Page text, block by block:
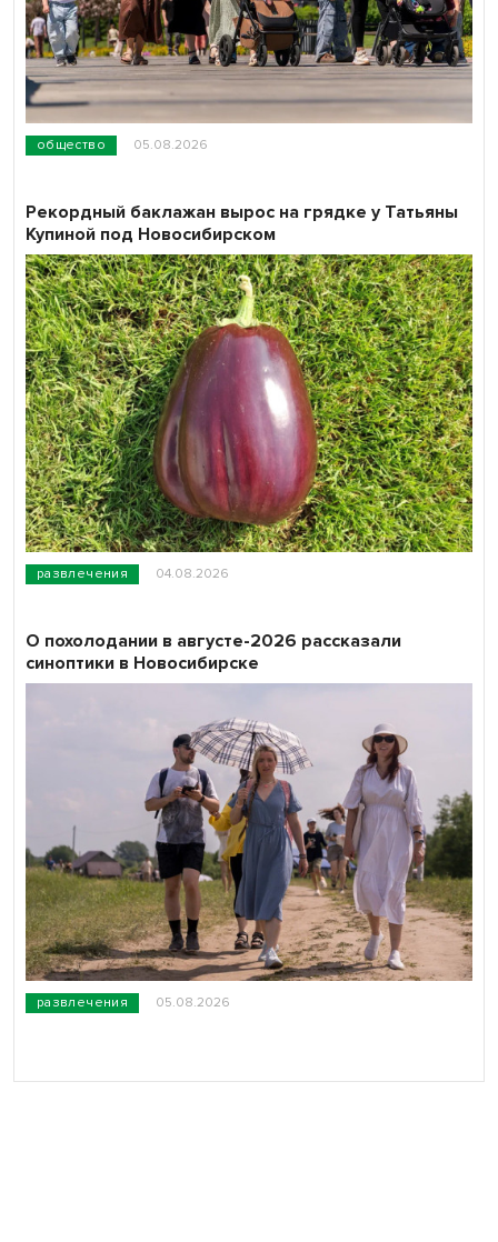
общество 05.08.2026
развлечения 04.08.2026
Рекордный баклажан вырос на грядке у Татьяны
Купиной под Новосибирском
развлечения 05.08.2026
О похолодании в августе-2026 рассказали
синоптики в Новосибирске